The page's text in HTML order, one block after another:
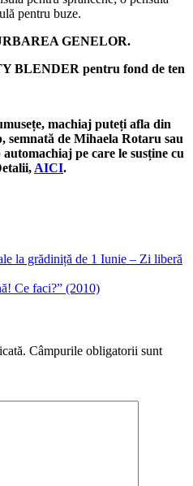
pentru buze.
GENELOR.
BLENDER pentru fond de ten
machiaj puteți afla din
semnată de Mihaela Rotaru sau
pe care le susține cu
AICI.
la grădiniță de 1 Iunie – Zi liberă
Ce faci?” (2010)
Câmpurile obligatorii sunt